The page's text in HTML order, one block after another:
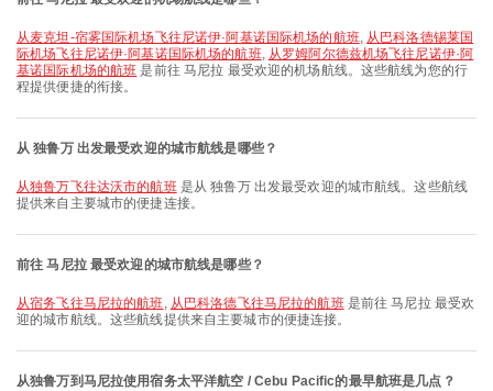
从麦克坦-宿雾国际机场飞往尼诺伊·阿基诺国际机场的航班, 从巴科洛德锡莱国
际机场飞往尼诺伊·阿基诺国际机场的航班, 从罗姆阿尔德兹机场飞往尼诺伊·阿
基诺国际机场的航班 是前往 马尼拉 最受欢迎的机场航线。这些航线为您的行
程提供便捷的衔接。
从 独鲁万 出发最受欢迎的城市航线是哪些？
从独鲁万飞往达沃市的航班是从 独鲁万 出发最受欢迎的城市航线。这些航线
提供来自主要城市的便捷连接。
前往 马尼拉 最受欢迎的城市航线是哪些？
从宿务飞往马尼拉的航班, 从巴科洛德飞往马尼拉的航班是前往 马尼拉 最受欢
迎的城市航线。这些航线提供来自主要城市的便捷连接。
从独鲁万到马尼拉使用宿务太平洋航空 / Cebu Pacific的最早航班是几点？